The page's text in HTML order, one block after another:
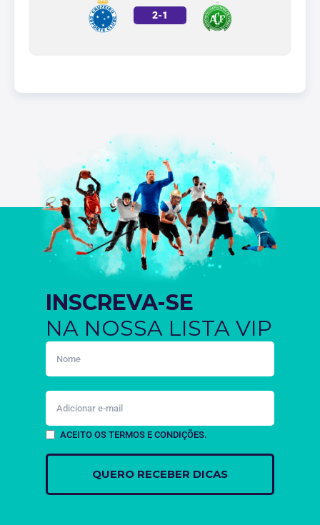
2-1
INSCREVA-SE
NA NOSSA LISTA VIP
ACEITO OS TERMOS E CONDIÇÕES.